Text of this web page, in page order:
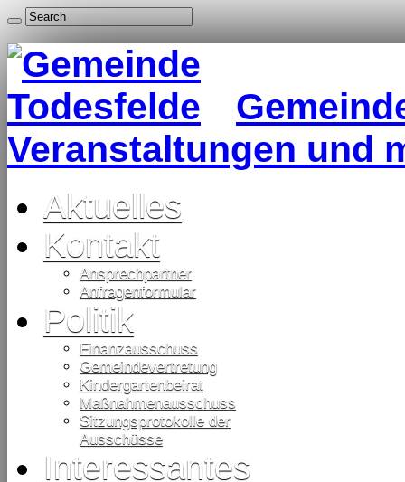
Veranstaltungen und
Aktuelles
Kontakt
Ansprechpartner
Anfragenformular
Politik
Finanzausschuss
Gemeindevertretung
Kindergartenbeirat
Maßnahmenausschuss
Sitzungsprotokolle der
Ausschüsse
Interessantes